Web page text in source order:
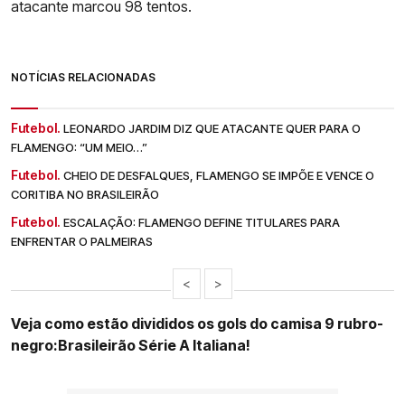
atacante marcou 98 tentos.
NOTÍCIAS RELACIONADAS
Futebol. LEONARDO JARDIM DIZ QUE ATACANTE QUER PARA O
FLAMENGO: “UM MEIO…”
Futebol. CHEIO DE DESFALQUES, FLAMENGO SE IMPÕE E VENCE O
CORITIBA NO BRASILEIRÃO
Futebol. ESCALAÇÃO: FLAMENGO DEFINE TITULARES PARA
ENFRENTAR O PALMEIRAS
< >
Veja como estão divididos os gols do camisa 9 rubro-
negro:Brasileirão Série A Italiana!